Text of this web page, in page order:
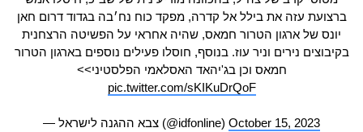
ברצועת עזה את בילל אל קדרה, מפקד כוח נח׳בה בגדוד דרום חאן
יונס של ארגון הטרור חמאס, שהיה אחראי על הפשיטה הרצחנית
בקיבוצים נירים וניר עוז. בנוסף, חוסלו פעילים נוספים בארגון הטרור
חמאס וכן בג'יהאד האסלאמי הפלסטיני>>
pic.twitter.com/sKIKuDrQoF
— צבא ההגנה לישראל (@idfonline) October 15, 2023